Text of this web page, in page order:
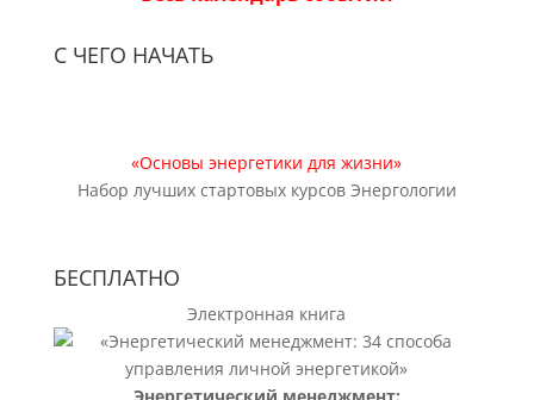
С ЧЕГО НАЧАТЬ
«Основы энергетики для жизни»
Набор лучших стартовых курсов Энергологии
БЕСПЛАТНО
Электронная книга